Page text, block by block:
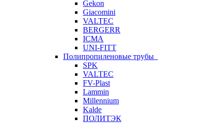
Gekon
Giacomini
VALTEC
BERGERR
ICMA
UNI-FITT
Полипропиленовые трубы
SPK
VALTEC
FV-Plast
Lammin
Millennium
Kalde
ПОЛИТЭК